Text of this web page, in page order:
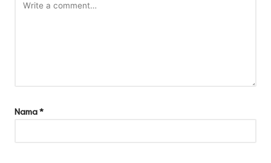
Nama*